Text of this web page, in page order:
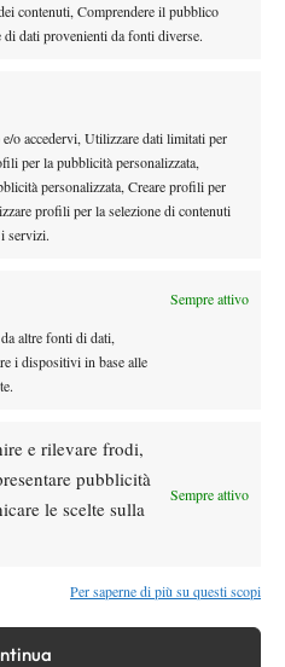
contenuti, Comprendere il pubblico
di dati provenienti da fonti diverse.
o accedervi, Utilizzare dati limitati per
per la pubblicità personalizzata,
personalizzata, Creare profili per
profili per la selezione di contenuti
servizi.
Sempre attivo
altre fonti di dati,
i dispositivi in base alle
e rilevare frodi,
pubblicità
le scelte sulla
Sempre attivo
Per saperne di più su questi scopi
set: break in apertura tra grandi
0 iniziale. L’altoatesino
sempre dall’altra parte ogni
definitivamente con il doppio
al servizio Sinner, che
nelsecondo set il numero due
in risposta. Dopo una palla
un’ora di gioco Tiafoe
San Candido ne esce con
break salendo sul 4-2. Nel
6-2 in 39 minuti.